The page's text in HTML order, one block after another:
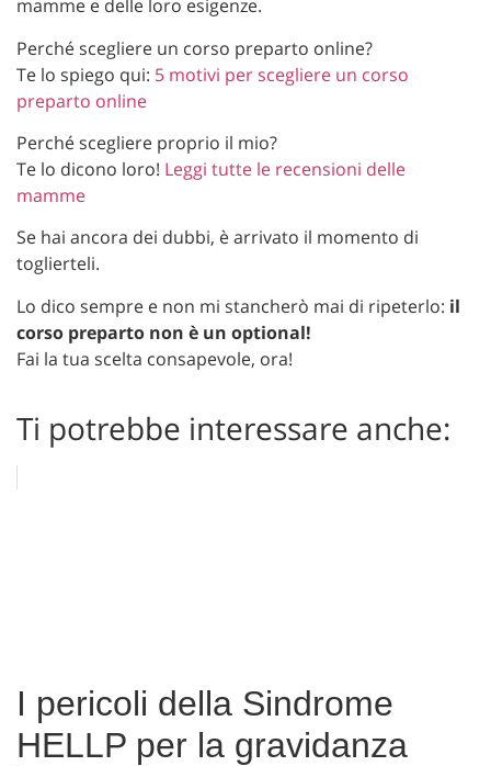
mamme e delle loro esigenze.
Perché scegliere un corso preparto online?
Te lo spiego qui: 5 motivi per scegliere un corso
preparto online
Perché scegliere proprio il mio?
Te lo dicono loro! Leggi tutte le recensioni delle
mamme
Se hai ancora dei dubbi, è arrivato il momento di
toglierteli.
Lo dico sempre e non mi stancherò mai di ripeterlo: il
corso preparto non è un optional!
Fai la tua scelta consapevole, ora!
Ti potrebbe interessare anche:
I pericoli della Sindrome
HELLP per la gravidanza